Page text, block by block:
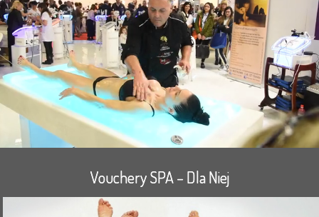
Vouchery SPA – Dla Niej